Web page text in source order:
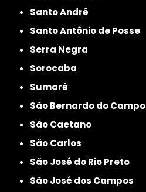
Santo André
Santo Antônio de Posse
Serra Negra
Sorocaba
Sumaré
São Bernardo do Campo
São Caetano
São Carlos
São José do Rio Preto
São José dos Campos